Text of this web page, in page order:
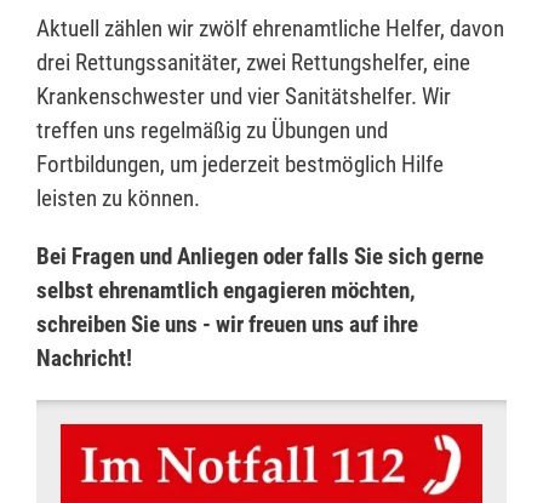
Aktuell zählen wir zwölf ehrenamtliche Helfer, davon
drei Rettungssanitäter, zwei Rettungshelfer, eine
Krankenschwester und vier Sanitätshelfer. Wir
treffen uns regelmäßig zu Übungen und
Fortbildungen, um jederzeit bestmöglich Hilfe
leisten zu können.
Bei Fragen und Anliegen oder falls Sie sich gerne
selbst ehrenamtlich engagieren möchten,
schreiben Sie uns - wir freuen uns auf ihre
Nachricht!